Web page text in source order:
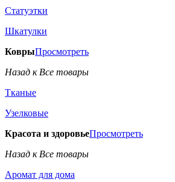
Статуэтки
Шкатулки
КоврыПросмотреть
Назад к Все товары
Тканые
Узелковые
Красота и здоровьеПросмотреть
Назад к Все товары
Аромат для дома